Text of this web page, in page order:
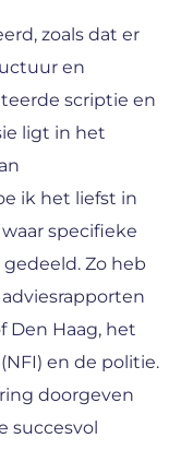
zoals dat er
en
scriptie en
ligt in het
ik het liefst in
specifieke
Zo heb
Den Haag, het
en de politie.
doorgeven
succesvol